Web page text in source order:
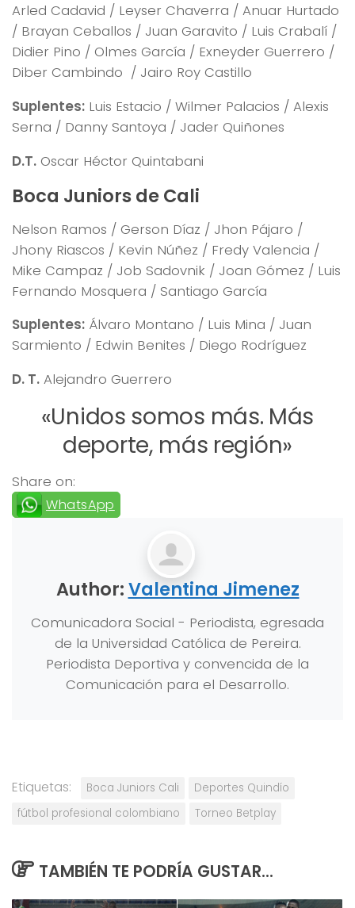
Arled Cadavid / Leyser Chaverra / Anuar Hurtado
/ Brayan Ceballos / Juan Garavito / Luis Crabalí /
Didier Pino / Olmes García / Exneyder Guerrero /
Diber Cambindo / Jairo Roy Castillo
Suplentes: Luis Estacio / Wilmer Palacios / Alexis
Serna / Danny Santoya / Jader Quiñones
D.T. Oscar Héctor Quintabani
Boca Juniors de Cali
Nelson Ramos / Gerson Díaz / Jhon Pájaro /
Jhony Riascos / Kevin Núñez / Fredy Valencia /
Mike Campaz / Job Sadovnik / Joan Gómez / Luis
Fernando Mosquera / Santiago García
Suplentes: Álvaro Montano / Luis Mina / Juan
Sarmiento / Edwin Benites / Diego Rodríguez
D. T. Alejandro Guerrero
«Unidos somos más. Más
deporte, más región»
Share on:
WhatsApp
Author:Valentina Jimenez
Comunicadora Social - Periodista, egresada
de la Universidad Católica de Pereira.
Periodista Deportiva y convencida de la
Comunicación para el Desarrollo.
Etiquetas: Boca Juniors Cali
Deportes Quindío
fútbol profesional colombiano
Torneo Betplay
TAMBIÉN TE PODRÍA GUSTAR...